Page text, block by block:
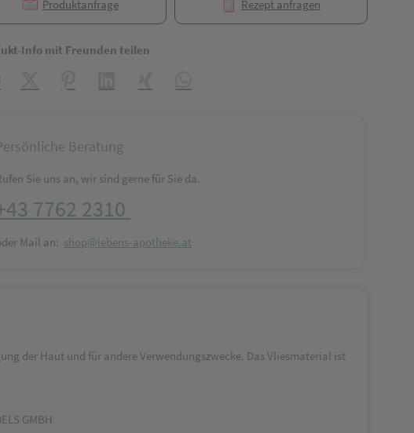
Produktanfrage Rezept anfragen
Info mit Freunden teilen
Beratung
Sie uns an, wir sind gerne für Sie da.
7762 2310
Mail an: shop@lebens-apotheke.at
der Haut und für andere Verwendungszwecke. Das Vliesmaterial ist
GMBH